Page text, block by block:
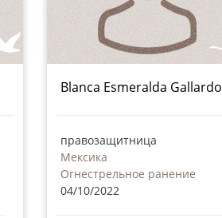
Blanca Esmeralda Gallardo
правозащитница
Мексика
Огнестрельное ранение
04/10/2022